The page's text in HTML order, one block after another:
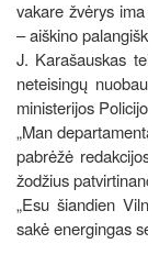
vakare žvėrys
– aiškino
J. Karašauskas
neteisingų
ministerijos
„Man
pabrėžė
žodžius
„Esu šiandien
sakė energingas